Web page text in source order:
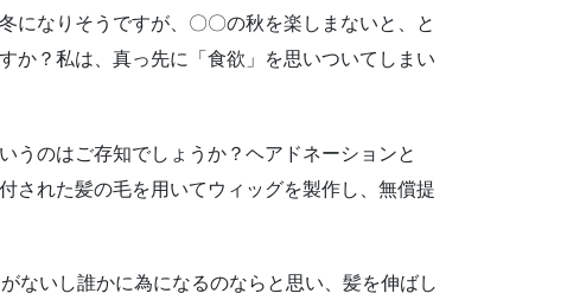
になりそうですが、〇〇の秋を楽しまないと、と
か？私は、真っ先に「食欲」を思いついてしまい
うのはご存知でしょうか？ヘアドネーションと
された髪の毛を用いてウィッグを製作し、無償提
ないし誰かに為になるのならと思い、髪を伸ばし